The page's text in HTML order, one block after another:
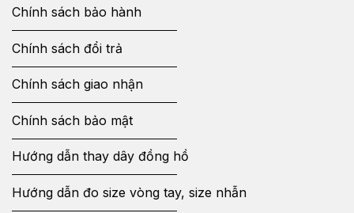
Chính sách bảo hành
Chính sách đổi trả
Chính sách giao nhận
Chính sách bảo mật
Hướng dẫn thay dây đồng hồ
Hướng dẫn đo size vòng tay, size nhẫn